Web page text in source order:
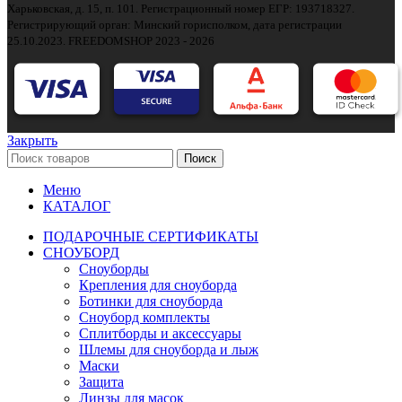
Харьковская, д. 15, п. 101. Регистрационный номер ЕГР: 193718327.
Регистрирующий орган: Минский горисполком, дата регистрации
25.10.2023. FREEDOMSHOP 2023 - 2026
Закрыть
Поиск
Меню
КАТАЛОГ
ПОДАРОЧНЫЕ СЕРТИФИКАТЫ
СНОУБОРД
Сноуборды
Крепления для сноуборда
Ботинки для сноуборда
Сноуборд комплекты
Сплитборды и аксессуары
Шлемы для сноуборда и лыж
Маски
Защита
Линзы для масок